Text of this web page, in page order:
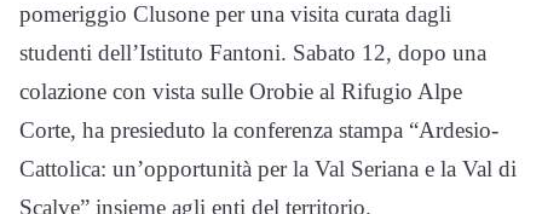
pomeriggio Clusone per una visita curata dagli
studenti dell’Istituto Fantoni. Sabato 12, dopo una
colazione con vista sulle Orobie al Rifugio Alpe
Corte, ha presieduto la conferenza stampa “Ardesio-
Cattolica: un’opportunità per la Val Seriana e la Val di
Scalve” insieme agli enti del territorio.